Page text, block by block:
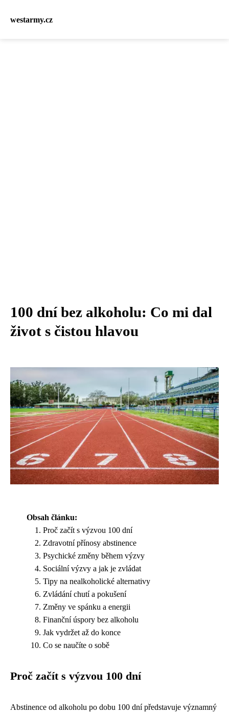
westarmy.cz
100 dní bez alkoholu: Co mi dal
život s čistou hlavou
Obsah článku:
Proč začít s výzvou 100 dní
Zdravotní přínosy abstinence
Psychické změny během výzvy
Sociální výzvy a jak je zvládat
Tipy na nealkoholické alternativy
Zvládání chutí a pokušení
Změny ve spánku a energii
Finanční úspory bez alkoholu
Jak vydržet až do konce
Co se naučíte o sobě
Proč začít s výzvou 100 dní
Abstinence od alkoholu po dobu 100 dní představuje významný